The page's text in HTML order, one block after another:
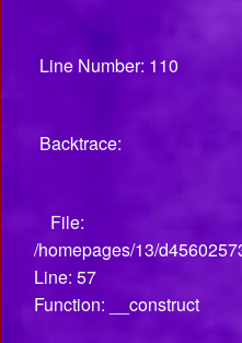
Line Number: 110
Backtrace:
File:
/homepages/13/
Line: 57
Function: __construct